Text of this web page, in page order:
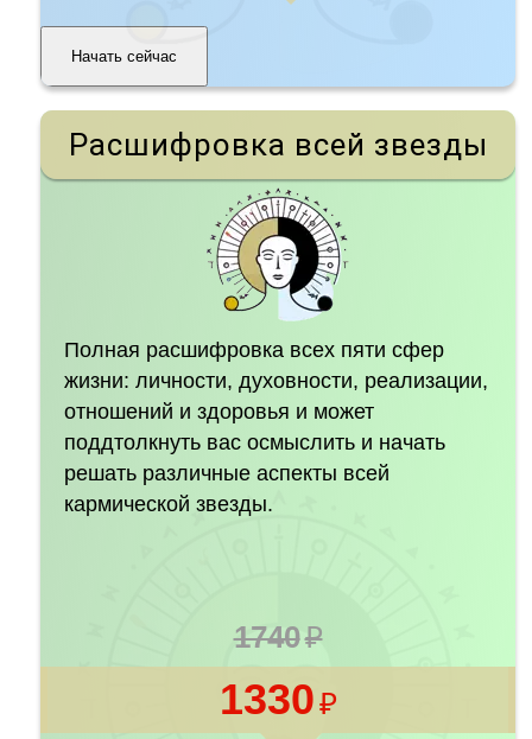
Начать сейчас
Расшифровка всей звезды
Полная расшифровка всех пяти сфер
жизни: личности, духовности, реализации,
отношений и здоровья и может
поддтолкнуть вас осмыслить и начать
решать различные аспекты всей
кармической звезды.
1740
1330